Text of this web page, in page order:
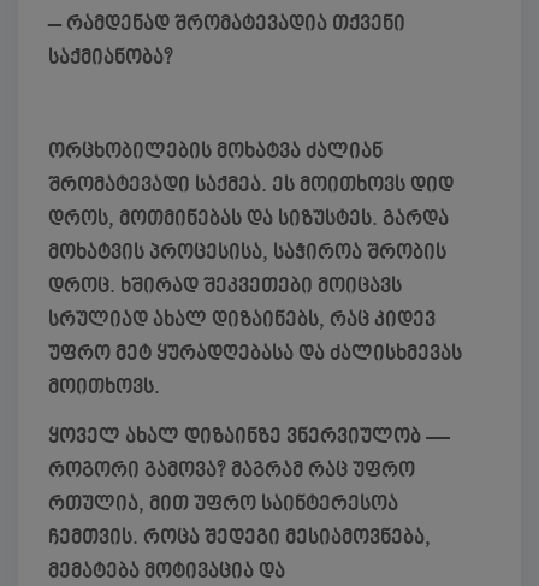
– რამდენად შრომატევადია თქვენი
საქმიანობა?
ორცხობილების მოხატვა ძალიან
შრომატევადი საქმეა. ეს მოითხოვს დიდ
დროს, მოთმინებას და სიზუსტეს. გარდა
მოხატვის პროცესისა, საჭიროა შრობის
დროც. ხშირად შეკვეთები მოიცავს
სრულიად ახალ დიზაინებს, რაც კიდევ
უფრო მეტ ყურადღებასა და ძალისხმევას
მოითხოვს.
ყოველ ახალ დიზაინზე ვნერვიულობ —
როგორი გამოვა? მაგრამ რაც უფრო
რთულია, მით უფრო საინტერესოა
ჩემთვის. როცა შედეგი მესიამოვნება,
მემატება მოტივაცია და